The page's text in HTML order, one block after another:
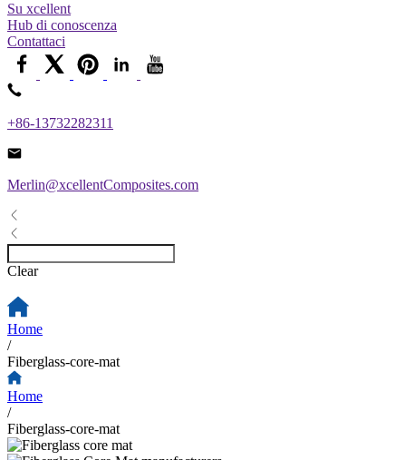
Su xcellent
Hub di conoscenza
Contattaci
+86-13732282311
Merlin@xcellentComposites.com
Clear
Home
/
Fiberglass-core-mat
Home
/
Fiberglass-core-mat